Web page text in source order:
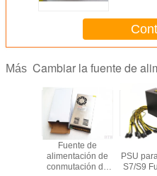
Más Cambiar la fuente de
Fuente de
alimentación de
conmutación de
ASIC
PSU
S7/S9